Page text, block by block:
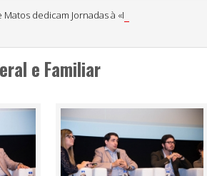
dedicam Jornadas à «Medicina Preventiva»
e Familiar